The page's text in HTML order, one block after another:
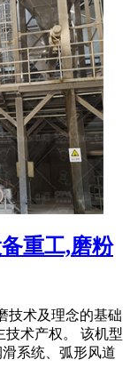
重工,磨粉
技术及理念的基础
技术产权。 该机型
系统、弧形风道